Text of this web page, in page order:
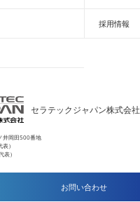
採用情報
セラテックジャパン株式会社
井岡田500番地
）
）
お問い合わせ